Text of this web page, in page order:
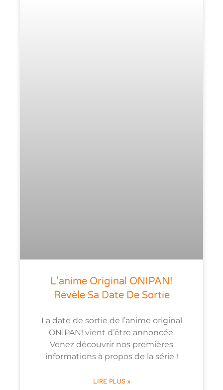
L’anime Original ONIPAN!
Révèle Sa Date De Sortie
La date de sortie de l’anime original
ONIPAN! vient d’être annoncée.
Venez découvrir nos premières
informations à propos de la série !
LIRE PLUS »